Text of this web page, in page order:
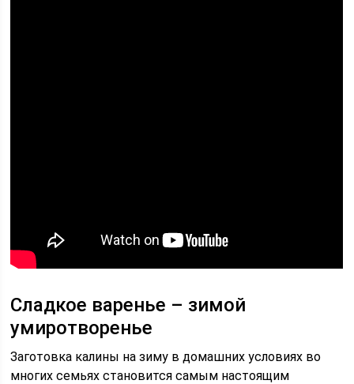
Сладкое варенье – зимой
умиротворенье
Заготовка калины на зиму в домашних условиях во
многих семьях становится самым настоящим